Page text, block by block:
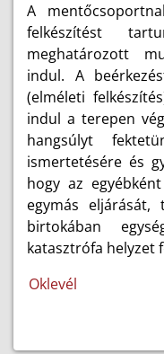
A
felkészítést
meghatározott
indul. A
(elméleti
indul a terepen
hangsúlyt
ismertetésére és
hogy az
egymás eljárását,
birtokában
katasztrófa helyzet
Oklevél